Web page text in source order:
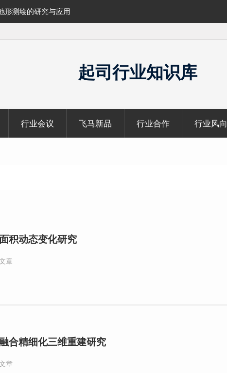
形测绘的研究与应用
云数据及正射影像
起司行业知识库
行业会议 飞马新品 行业合作 行业风向
积动态变化研究
章
合精细化三维重建研究
章